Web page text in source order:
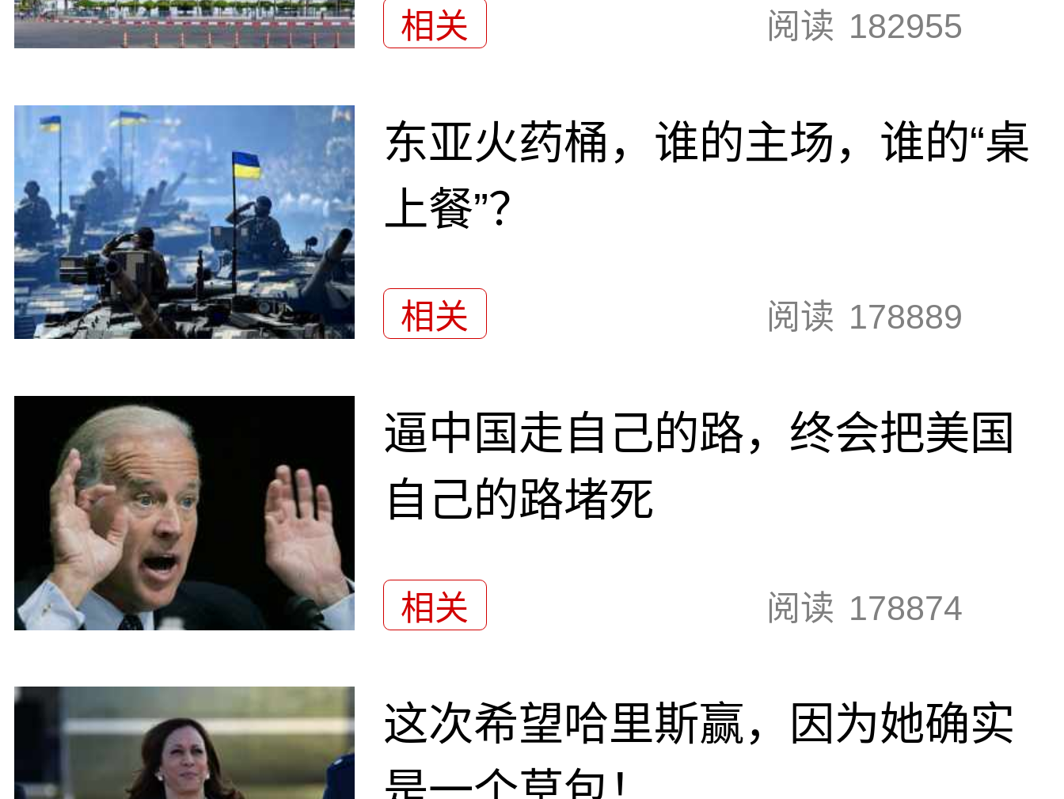
相关 阅读 182955
东亚火药桶，谁的主场，谁的“桌
上餐”？
相关 阅读 178889
逼中国走自己的路，终会把美国
自己的路堵死
相关 阅读 178874
这次希望哈里斯赢，因为她确实